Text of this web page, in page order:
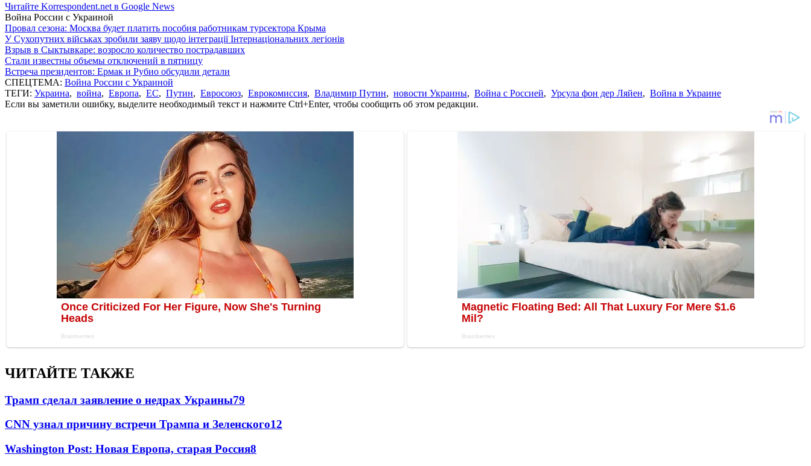
Читайте Korrespondent.net в Google News
Война России с Украиной
Провал сезона: Москва будет платить пособия работникам турсектора Крыма
У Сухопутних військах зробили заяву щодо інтеграції Інтернаціональних легіонів
Взрыв в Сыктывкаре: возросло количество пострадавших
Стали известны объемы отключений в пятницу
Встреча президентов: Ермак и Рубио обсудили детали
СПЕЦТЕМА: Война России с Украиной
ТЕГИ: Украина, война, Европа, ЕС, Путин, Евросоюз, Еврокомиссия, Владимир Путин, новости Украины, Война с Россией, Урсула фон дер Ляйен, Война в Украине
Если вы заметили ошибку, выделите необходимый текст и нажмите Ctrl+Enter, чтобы сообщить об этом редакции.
ЧИТАЙТЕ ТАКЖЕ
Трамп сделал заявление о недрах Украины79
CNN узнал причину встречи Трампа и Зеленского12
Washington Post: Новая Европа, старая Россия8